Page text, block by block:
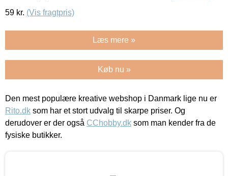
59 kr. (Vis fragtpris)
Læs mere »
Køb nu »
Den mest populære kreative webshop i Danmark lige nu er
Rito.dk som har et stort udvalg til skarpe priser. Og
derudover er der også CChobby.dk som man kender fra de
fysiske butikker.